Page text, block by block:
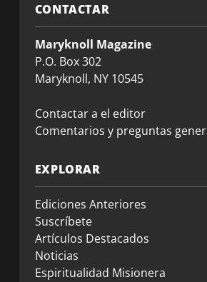
CONTACTAR
Maryknoll Magazine
P.O. Box 302
Maryknoll, NY 10545
Contactar a el editor
Comentarios y preguntas
EXPLORAR
Ediciones Anteriores
Suscríbete
Artículos Destacados
Noticias
Espiritualidad Misionera